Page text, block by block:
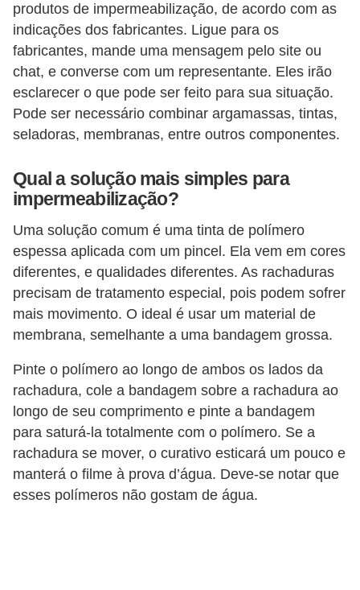
produtos de impermeabilização, de acordo com as
indicações dos fabricantes. Ligue para os
fabricantes, mande uma mensagem pelo site ou
chat, e converse com um representante. Eles irão
esclarecer o que pode ser feito para sua situação.
Pode ser necessário combinar argamassas, tintas,
seladoras, membranas, entre outros componentes.
Qual a solução mais simples para
impermeabilização?
Uma solução comum é uma tinta de polímero
espessa aplicada com um pincel. Ela vem em cores
diferentes, e qualidades diferentes. As rachaduras
precisam de tratamento especial, pois podem sofrer
mais movimento. O ideal é usar um material de
membrana, semelhante a uma bandagem grossa.
Pinte o polímero ao longo de ambos os lados da
rachadura, cole a bandagem sobre a rachadura ao
longo de seu comprimento e pinte a bandagem
para saturá-la totalmente com o polímero. Se a
rachadura se mover, o curativo esticará um pouco e
manterá o filme à prova d’água. Deve-se notar que
esses polímeros não gostam de água.